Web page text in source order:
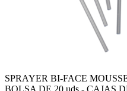
SPRAYER BI-FACE
BOLSA DE 20 uds - CAJAS